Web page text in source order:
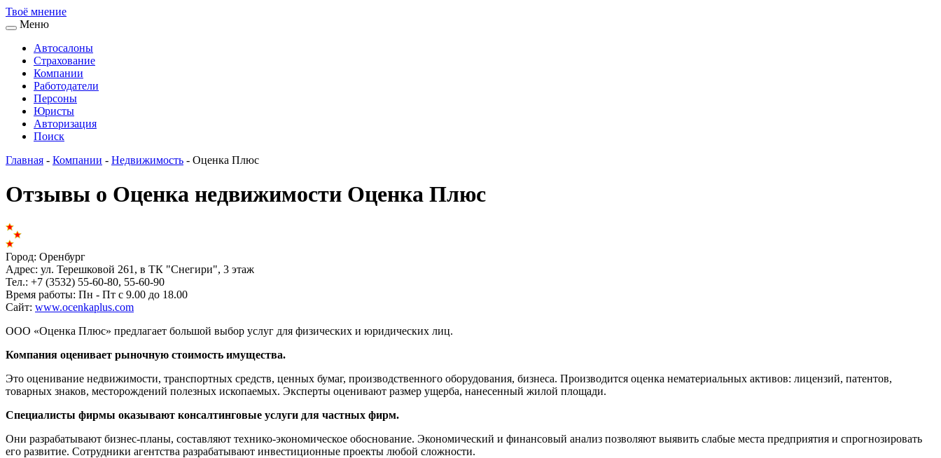
Твоё мнение
Меню
Автосалоны
Страхование
Компании
Работодатели
Персоны
Юристы
Авторизация
Поиск
Главная - Компании - Недвижимость - Оценка Плюс
Отзывы о Оценка недвижимости Оценка Плюс
Город: Оренбург
Адрес: ул. Терешковой 261, в ТК "Снегири", 3 этаж
Тел.: +7 (3532) 55-60-80, 55-60-90
Время работы: Пн - Пт с 9.00 до 18.00
Сайт: www.ocenkaplus.com
ООО «Оценка Плюс» предлагает большой выбор услуг для физических и юридических лиц.
Компания оценивает рыночную стоимость имущества.
Это оценивание недвижимости, транспортных средств, ценных бумаг, производственного оборудования, бизнеса. Производится оценка нематериальных активов: лицензий, патентов,
товарных знаков, месторождений полезных ископаемых. Эксперты оценивают размер ущерба, нанесенный жилой площади.
Специалисты фирмы оказывают консалтинговые услуги для частных фирм.
Они разрабатывают бизнес-планы, составляют технико-экономическое обоснование. Экономический и финансовый анализ позволяют выявить слабые места предприятия и спрогнозировать
его развитие. Сотрудники агентства разрабатывают инвестиционные проекты любой сложности.